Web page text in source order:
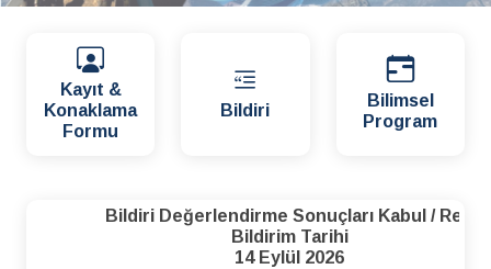
Kayıt &
Konaklama
Formu
Bildiri
Bilimsel
Program
Bildiri Değerlendirme Sonuçları Kabul / Red
Bildirim Tarihi
14 Eylül 2026